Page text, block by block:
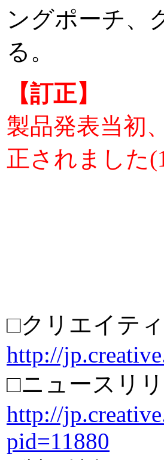
ングポーチ、
る。
【訂正】
製品発表当初
正されました
□クリエイテ
http://
□ニュースリ
http://
pid=11880